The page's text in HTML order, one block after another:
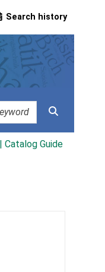
Search history
Catalog Guide